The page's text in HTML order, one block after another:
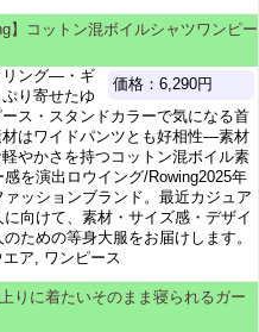
】コットン混ボイルシャツワンピー
価格：6,290円
ング―・ギ
り寄せたゆ
ス・スタンドカラーで気になる首
はワイドパンツとも好相性―素材
やかさを持つコットン混ボイル素
を演出ロウイング/Rowing2025年
ッションブランド。最近カジュア
向けて、素材・サイズ感・デザイ
ための等身大服をお届けします。
ア, ワンピース
りに着たいそのまま寝られるガー